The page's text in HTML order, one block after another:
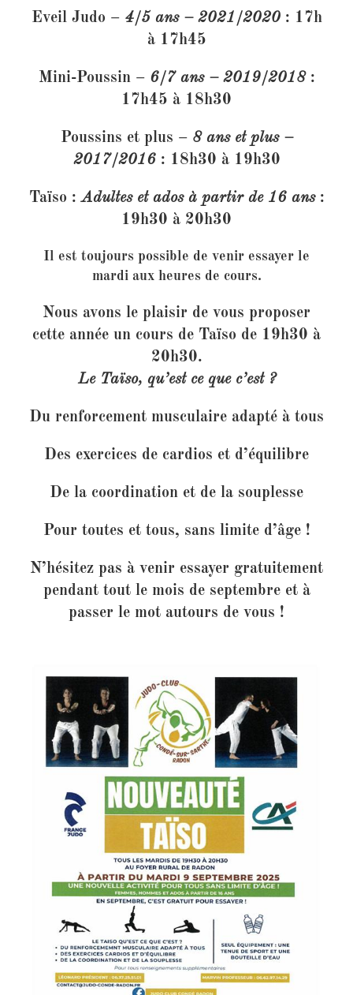
Eveil Judo – 4/5 ans – 2021/2020: 17h
à 17h45
Mini-Poussin – 6/7 ans – 2019/2018:
17h45 à 18h30
Poussins et plus – 8 ans et plus –
2017/2016: 18h30 à 19h30
Taïso :Adultes et ados à partir de 16 ans:
19h30 à 20h30
Il est toujours possible de venir essayer le
mardi aux heures de cours.
Nous avons le plaisir de vous proposer
cette année un cours de Taïso de 19h30 à
20h30.
Le Taïso, qu’est ce que c’est ?
Du renforcement musculaire adapté à tous
Des exercices de cardios et d’équilibre
De la coordination et de la souplesse
Pour toutes et tous, sans limite d’âge !
N’hésitez pas à venir essayer gratuitement
pendant tout le mois de septembre et à
passer le mot autours de vous !